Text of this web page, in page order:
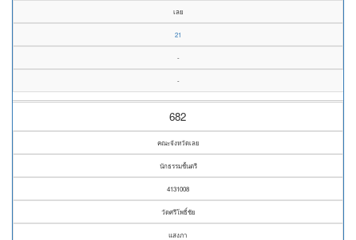
เลย
21
-
-
682
คณะจังหวัดเลย
นักธรรมชั้นตรี
4131008
วัดศรีโพธิ์ชัย
แสงภา